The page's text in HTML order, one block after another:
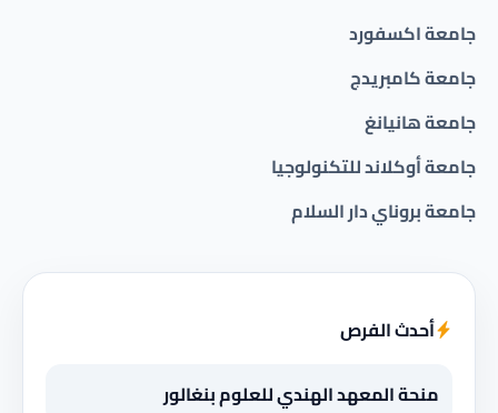
جامعة اكسفورد
جامعة كامبريدج
جامعة هانيانغ
جامعة أوكلاند للتكنولوجيا
جامعة بروناي دار السلام
أحدث الفرص
منحة المعهد الهندي للعلوم بنغالور